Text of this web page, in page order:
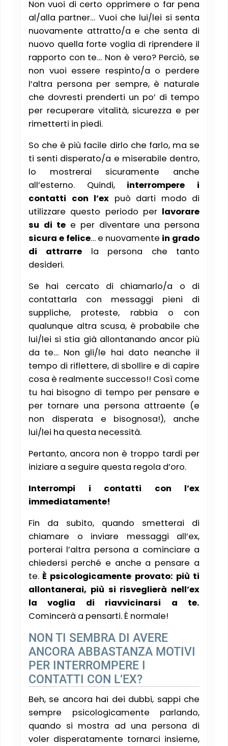
Non vuoi di certo opprimere o far pena
al/alla partner… Vuoi che lui/lei si senta
nuovamente attratto/a e che senta di
nuovo quella forte voglia di riprendere il
rapporto con te… Non è vero? Perciò, se
non vuoi essere respinto/a o perdere
l’altra persona per sempre, è naturale
che dovresti prenderti un po’ di tempo
per recuperare vitalità, sicurezza e per
rimetterti in piedi.
So che è più facile dirlo che farlo, ma se
ti senti disperato/a e miserabile dentro,
lo mostrerai sicuramente anche
all’esterno. Quindi, interrompere i
contatti con l’ex può darti modo di
utilizzare questo periodo per lavorare
su di te e per diventare una persona
sicura e felice… e nuovamente in grado
di attrarre la persona che tanto
desideri.
Se hai cercato di chiamarlo/a o di
contattarla con messaggi pieni di
suppliche, proteste, rabbia o con
qualunque altra scusa, è probabile che
lui/lei si stia già allontanando ancor più
da te… Non gli/le hai dato neanche il
tempo di riflettere, di sbollire e di capire
cosa è realmente successo!! Così come
tu hai bisogno di tempo per pensare e
per tornare una persona attraente (e
non disperata e bisognosa!), anche
lui/lei ha questa necessità.
Pertanto, ancora non è troppo tardi per
iniziare a seguire questa regola d’oro.
Interrompi i contatti con l’ex
immediatamente!
Fin da subito, quando smetterai di
chiamare o inviare messaggi all’ex,
porterai l’altra persona a cominciare a
chiedersi perché e anche a pensare a
te. È psicologicamente provato: più ti
allontanerai, più si risveglierà nell’ex
la voglia di riavvicinarsi a te.
Comincerà a pensarti. È normale!
NON TI SEMBRA DI AVERE
ANCORA ABBASTANZA MOTIVI
PER INTERROMPERE I
CONTATTI CON L’EX?
Beh, se ancora hai dei dubbi, sappi che
sempre psicologicamente parlando,
quando si mostra ad una persona di
voler disperatamente tornarci insieme,